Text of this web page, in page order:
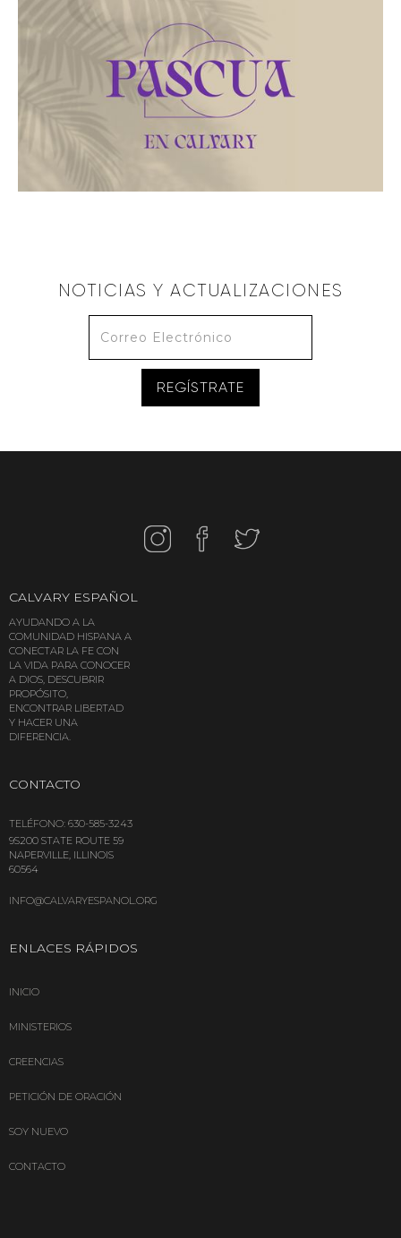
NOTICIAS Y ACTUALIZACIONES
CALVARY ESPAÑOL
AYUDANDO A LA
COMUNIDAD HISPANA A
CONECTAR LA FE CON
LA VIDA PARA CONOCER
A DIOS, DESCUBRIR
PROPÓSITO,
ENCONTRAR LIBERTAD
Y HACER UNA
DIFERENCIA.
CONTACTO
TELÉFONO: 630-585-3243
9S200 STATE ROUTE 59
NAPERVILLE, ILLINOIS
60564
INFO@CALVARYESPANOL.ORG
ENLACES RÁPIDOS
INICIO
MINISTERIOS
CREENCIAS
PETICIÓN DE ORACIÓN
SOY NUEVO
CONTACTO